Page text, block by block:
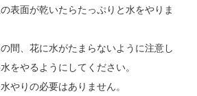
表面が乾いたらたっぷりと水をやりま
間、花に水がたまらないように注意し
をやるようにしてください。
やりの必要はありません。